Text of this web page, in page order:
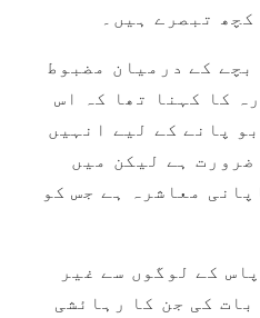
تبصرے ہیں۔
کے درمیان مضبوط
کا کہنا تھا کہ اس
پانے کے لیے انہیں
ہے لیکن میں
معاشرہ ہے جس کو
کے لوگوں سے غیر
کی جن کا رہائشی